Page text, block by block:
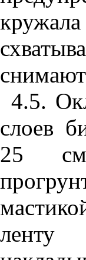
4.5.
слоев
25 см
ленту